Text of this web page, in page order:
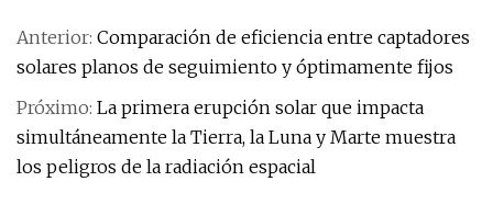
Anterior: Comparación de eficiencia entre captadores
solares planos de seguimiento y óptimamente fijos
Próximo: La primera erupción solar que impacta
simultáneamente la Tierra, la Luna y Marte muestra
los peligros de la radiación espacial